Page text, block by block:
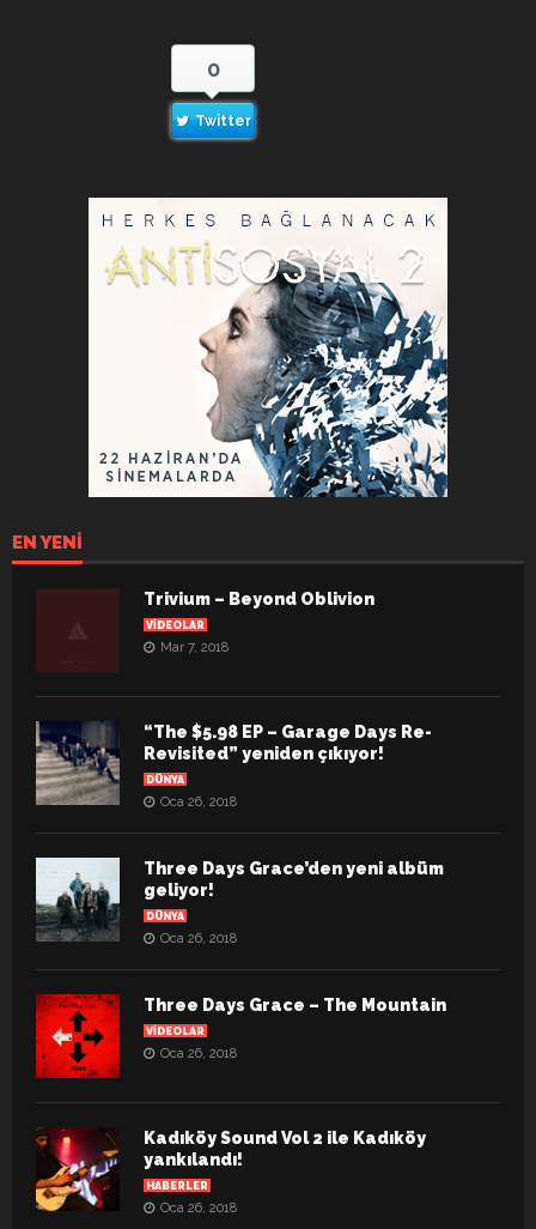
0
Twitter
EN YENI
Trivium – Beyond Oblivion
VIDEOLAR
Mar 7, 2018
“The $5.98 EP – Garage Days Re-
Revisited” yeniden çıkıyor!
DÜNYA
Oca 26, 2018
Three Days Grace’den yeni albüm
geliyor!
DÜNYA
Oca 26, 2018
Three Days Grace – The Mountain
VIDEOLAR
Oca 26, 2018
Kadıköy Sound Vol 2 ile Kadıköy
yankılandı!
HABERLER
Oca 26, 2018